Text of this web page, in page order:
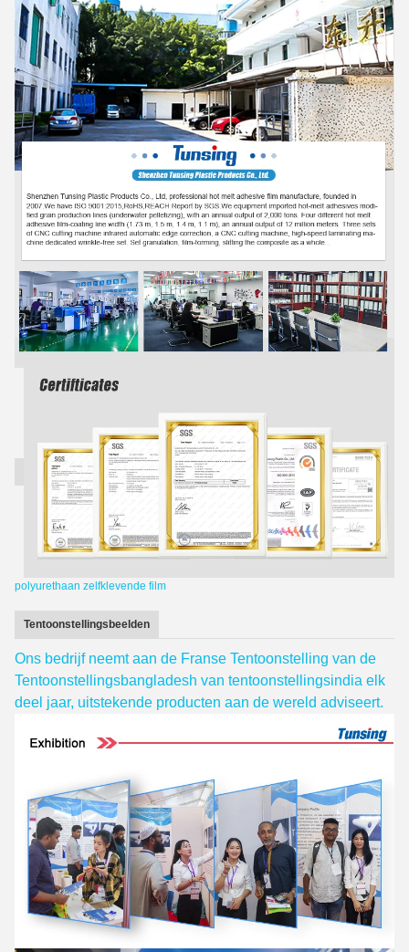
polyurethaan zelfklevende film
Tentoonstellingsbeelden
Ons bedrijf neemt aan de Franse Tentoonstelling van de
Tentoonstellingsbangladesh van tentoonstellingsindia elk
deel jaar, uitstekende producten aan de wereld adviseert.